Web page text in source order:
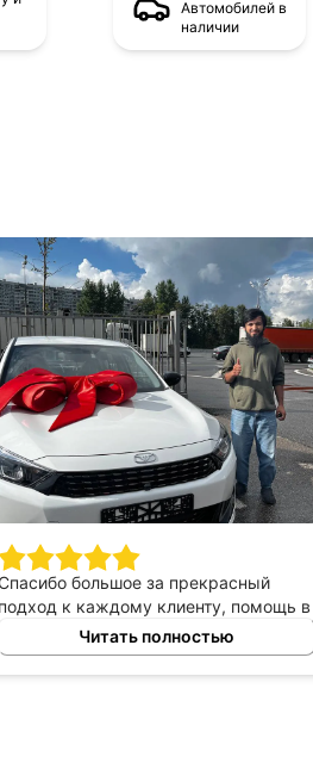
Автомобилей в
наличии
Спасибо большое за прекрасный
подход к каждому клиенту, помощь в
выборе автомобиля в аренду под
выкуп, прекрасный менеджер
был всегда с нами на связи,
Читать полностью